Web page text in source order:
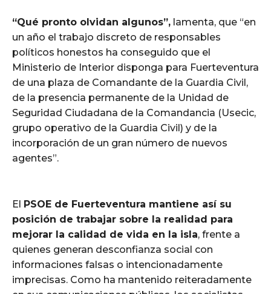
“Qué pronto olvidan algunos”, lamenta, que “en
un año el trabajo discreto de responsables
políticos honestos ha conseguido que el
Ministerio de Interior disponga para Fuerteventura
de una plaza de Comandante de la Guardia Civil,
de la presencia permanente de la Unidad de
Seguridad Ciudadana de la Comandancia (Usecic,
grupo operativo de la Guardia Civil) y de la
incorporación de un gran número de nuevos
agentes”.
El PSOE de Fuerteventura mantiene así su
posición de trabajar sobre la realidad para
mejorar la calidad de vida en la isla, frente a
quienes generan desconfianza social con
informaciones falsas o intencionadamente
imprecisas. Como ha mantenido reiteradamente